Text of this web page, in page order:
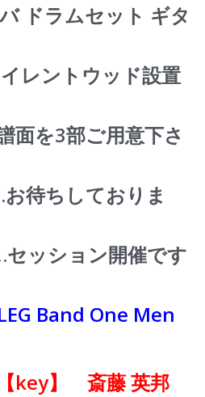
ドラムセット ギタ
レントウッド設置
面を3部ご用意下さ
待ちしておりま
ッション開催です
Band One Men
key】 斎藤 英邦